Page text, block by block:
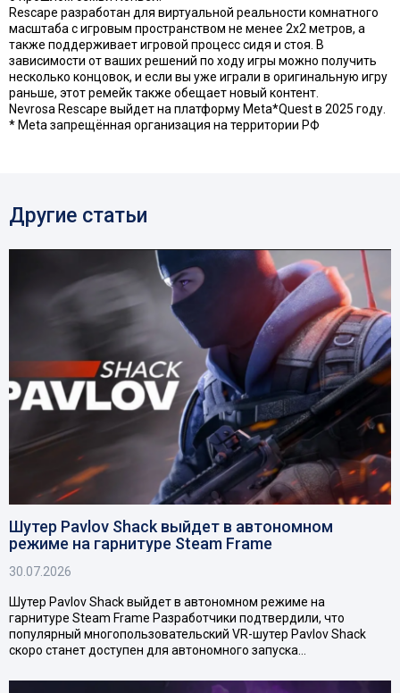
Rescape разработан для виртуальной реальности комнатного
масштаба с игровым пространством не менее 2х2 метров, а
также поддерживает игровой процесс сидя и стоя. В
зависимости от ваших решений по ходу игры можно получить
несколько концовок, и если вы уже играли в оригинальную игру
раньше, этот ремейк также обещает новый контент.
Nevrosa Rescape выйдет на платформу Meta*Quest в 2025 году.
* Meta запрещённая организация на территории РФ
Другие статьи
Шутер Pavlov Shack выйдет в автономном
режиме на гарнитуре Steam Frame
30.07.2026
Шутер Pavlov Shack выйдет в автономном режиме на
гарнитуре Steam Frame Разработчики подтвердили, что
популярный многопользовательский VR-шутер Pavlov Shack
скоро станет доступен для автономного запуска…